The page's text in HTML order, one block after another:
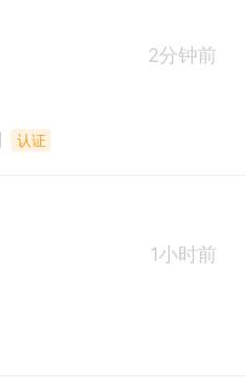
2分钟前
认证
1小时前